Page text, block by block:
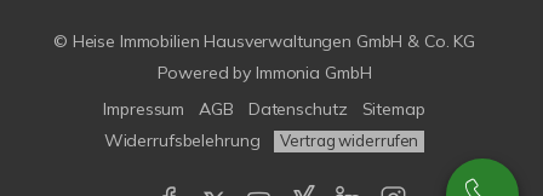
© Heise Immobilien Hausverwaltungen GmbH & Co. KG
Powered by Immonia GmbH
Impressum
AGB Datenschutz
Sitemap
Widerrufsbelehrung
Vertrag widerrufen